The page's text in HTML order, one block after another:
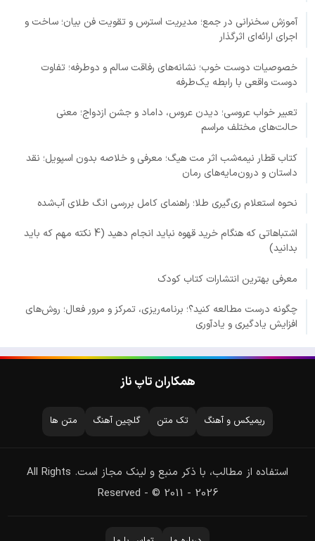
آموزش سخنرانی در جمع؛ مدیریت استرس و تقویت فن بیان؛ ساخت و
اجرای ارائه‌ای اثرگذار
خصوصیات دوست خوب؛ نشانه‌های رفاقت سالم و دوطرفه؛ تفاوت
دوست واقعی با رابطه یک‌طرفه
تعبیر خواب عروسی؛ دیدن عروس، داماد و جشن ازدواج؛ معنی
حالت‌های مختلف مراسم
کتاب قطار نیمه‌شب اثر مت هیگ؛ معرفی و خلاصه بدون اسپویل؛ نقد
داستان و درون‌مایه‌های رمان
نحوه استعلام ری‌گیری طلا؛ راهنمای کامل بررسی انگ طلای آب‌شده
اشتباهاتی که هنگام خرید قهوه نباید انجام دهید (4 نکته مهم که باید
بدانید)
معرفی بهترین انتشارات کتاب کودک
چگونه درست مطالعه کنید؟؛ برنامه‌ریزی، تمرکز و مرور فعال؛ روش‌های
افزایش یادگیری و یادآوری
همکاران تاپ ناز
ریمیکس و آهنگ تک متن گلچین آهنگ متن ها
استفاده از مطالب، با ذکر منبع و لینک مجاز است. All Rights
Reserved - © 2011 - 2026